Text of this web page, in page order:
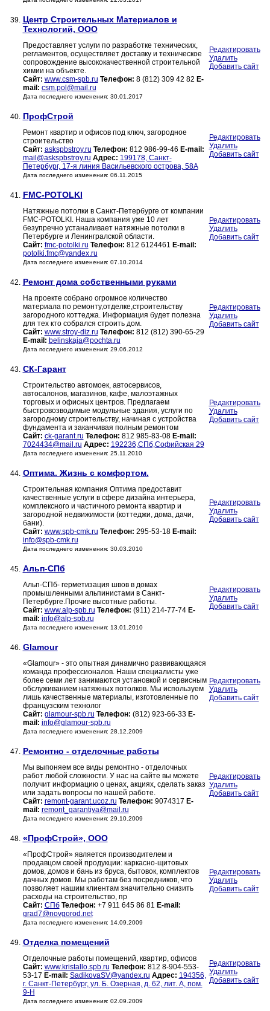
39. Центр Строительных Материалов и
Технологий, ООО
Предоставляет услуги по разработке технических,
регламентов, осуществляет доставку и техническое
сопровождение высококачественной строительной
химии на объекте.
Сайт: www.csm-spb.ru Телефон: 8 (812) 309 42 82 E-
mail: csm.pol@mail.ru
Дата последнего изменения: 30.01.2017
Редактировать
Удалить
Добавить сайт
40. ПрофСтрой
Ремонт квартир и офисов под ключ, загородное
строительство
Сайт: askspbstroy.ru Телефон: 812 986-99-46 E-mail:
mail@askspbstroy.ru Адрес: 199178, Санкт-
Петербург, 17-я линия Васильевского острова, 58А
Дата последнего изменения: 06.11.2015
Редактировать
Удалить
Добавить сайт
41. FMC-POTOLKI
Натяжные потолки в Санкт-Петербурге от компании
FMC-POTOLKI. Наша компания уже 10 лет
безупречно устаналивает натяжные потолки в
Петербурге и Ленингралской области.
Сайт: fmc-potolki.ru Телефон: 812 6124461 E-mail:
potolki.fmc@yandex.ru
Дата последнего изменения: 07.10.2014
Редактировать
Удалить
Добавить сайт
42. Ремонт дома собственными руками
На проекте собрано огромное количество
материала по ремонту,отделке,строительству
загородного коттеджа. Информация будет полезна
для тех кто собрался строить дом.
Сайт: www.stroy-diz.ru Телефон: 812 (812) 390-65-29
E-mail: belinskaja@pochta.ru
Дата последнего изменения: 29.06.2012
Редактировать
Удалить
Добавить сайт
43. СК-Гарант
Строительство автомоек, автосервисов,
автосалонов, магазинов, кафе, малоэтажных
торговых и офисных центров. Предлагаем
быстровозводимые модульные здания, услуги по
загородному строительству, начиная с устройства
фундамента и заканчивая полным ремонтом
Сайт: ck-garant.ru Телефон: 812 985-83-08 E-mail:
7024434@mail.ru Адрес: 192236,СПб,Софийская 29
Дата последнего изменения: 25.11.2010
Редактировать
Удалить
Добавить сайт
44. Оптима. Жизнь с комфортом.
Строительная компания Оптима предоставит
качественные услуги в сфере дизайна интерьера,
комплексного и частичного ремонта квартир и
загородной недвижимости (коттеджи, дома, дачи,
бани).
Сайт: www.spb-cmk.ru Телефон: 295-53-18 E-mail:
info@spb-cmk.ru
Дата последнего изменения: 30.03.2010
Редактировать
Удалить
Добавить сайт
45. Альп-СПб
Альп-СПб- герметизация швов в домах
промышленными альпинистами в Санкт-
Петербурге.Прочие высотные работы.
Сайт: www.alp-spb.ru Телефон: (911) 214-77-74 E-
mail: info@alp-spb.ru
Дата последнего изменения: 13.01.2010
Редактировать
Удалить
Добавить сайт
46. Glamour
«Glamour» - это опытная динамично развивающаяся
команда профессионалов. Наши специалисты уже
более семи лет занимаются установкой и сервисным
обслуживанием натяжных потолков. Мы используем
лишь качественные материалы, изготовленные по
французским технолог
Сайт: glamour-spb.ru Телефон: (812) 923-66-33 E-
mail: info@glamour-spb.ru
Дата последнего изменения: 28.12.2009
Редактировать
Удалить
Добавить сайт
47. Ремонтно - отделочные работы
Мы выпоняем все виды ремонтно - отделочных
работ любой сложности. У нас на сайте вы можете
получит информацию о ценах, акциях, сделать заказ
или задать вопросы по нашей работе.
Сайт: remont-garant.ucoz.ru Телефон: 9074317 E-
mail: remont_garantiya@mail.ru
Дата последнего изменения: 29.10.2009
Редактировать
Удалить
Добавить сайт
48. «ПрофСтрой», ООО
«ПрофСтрой» является производителем и
продавцом своей продукции: каркасно-щитовых
домов, домов и бань из бруса, бытовок, комплектов
дачных домов. Мы работам без посредников, что
позволяет нашим клиентам значительно снизить
расходы на строительство, пр
Сайт: СПб Телефон: +7 911 645 86 81 E-mail:
grad7@novgorod.net
Дата последнего изменения: 14.09.2009
Редактировать
Удалить
Добавить сайт
49. Отделка помещений
Отделочные работы помещений, квартир, офисов
Сайт: www.kristallo.spb.ru Телефон: 812 8-904-553-
53-17 E-mail: SadikovaSV@yandex.ru Адрес: 194356,
г. Санкт-Петербург, ул. Б. Озерная, д. 62, лит. А, пом.
9-Н
Дата последнего изменения: 02.09.2009
Редактировать
Удалить
Добавить сайт